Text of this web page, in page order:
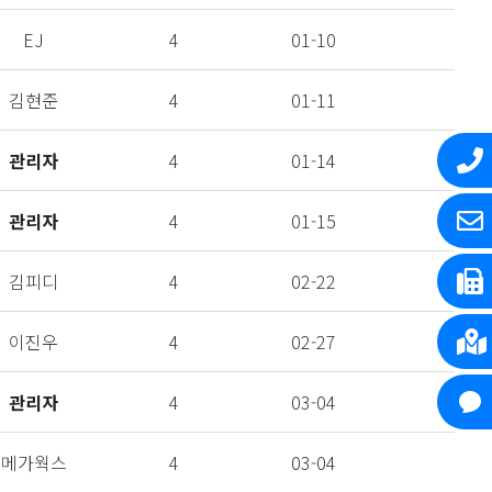
EJ 4 01-10
김현준 4 01-11
관리자 4 01-14
관리자 4 01-15
김피디 4 02-22
이진우 4 02-27
관리자 4 03-04
메가웍스 4 03-04